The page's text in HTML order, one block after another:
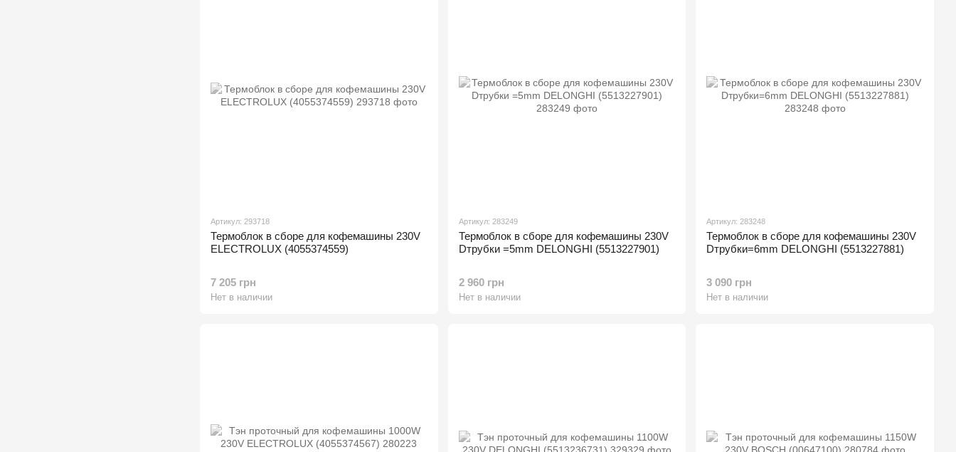
Артикул: 293718
Термоблок в сборе для кофемашины 230V
ELECTROLUX (4055374559)
7 205 грн
Нет в наличии
Артикул: 283249
Термоблок в сборе для кофемашины 230V
Dтрубки =5mm DELONGHI (5513227901)
2 960 грн
Нет в наличии
Артикул: 283248
Термоблок в сборе для кофемашины 230V
Dтрубки=6mm DELONGHI (5513227881)
3 090 грн
Нет в наличии